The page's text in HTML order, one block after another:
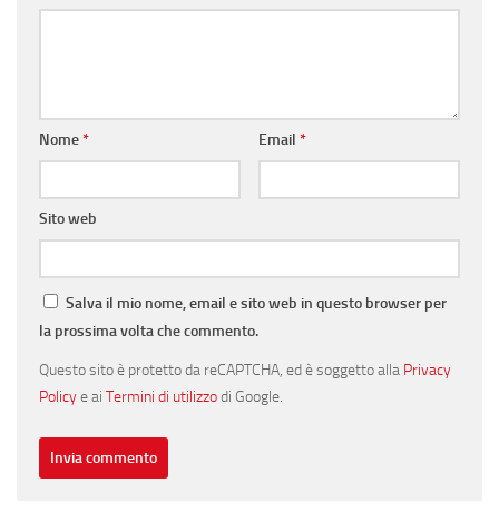
Nome* Email *
Sito web
Salva il mio nome, email e sito web in questo browser per
la prossima volta che commento.
Questo sito è protetto da reCAPTCHA, ed è soggetto alla Privacy
Policye ai Termini di utilizzodi Google.